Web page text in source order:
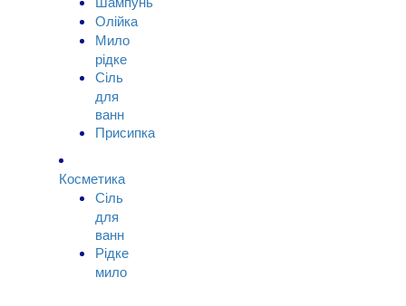
Олійка
Мило
рідке
Сіль
для
ванн
Присипка
Косметика
Сіль
для
ванн
Рідке
мило